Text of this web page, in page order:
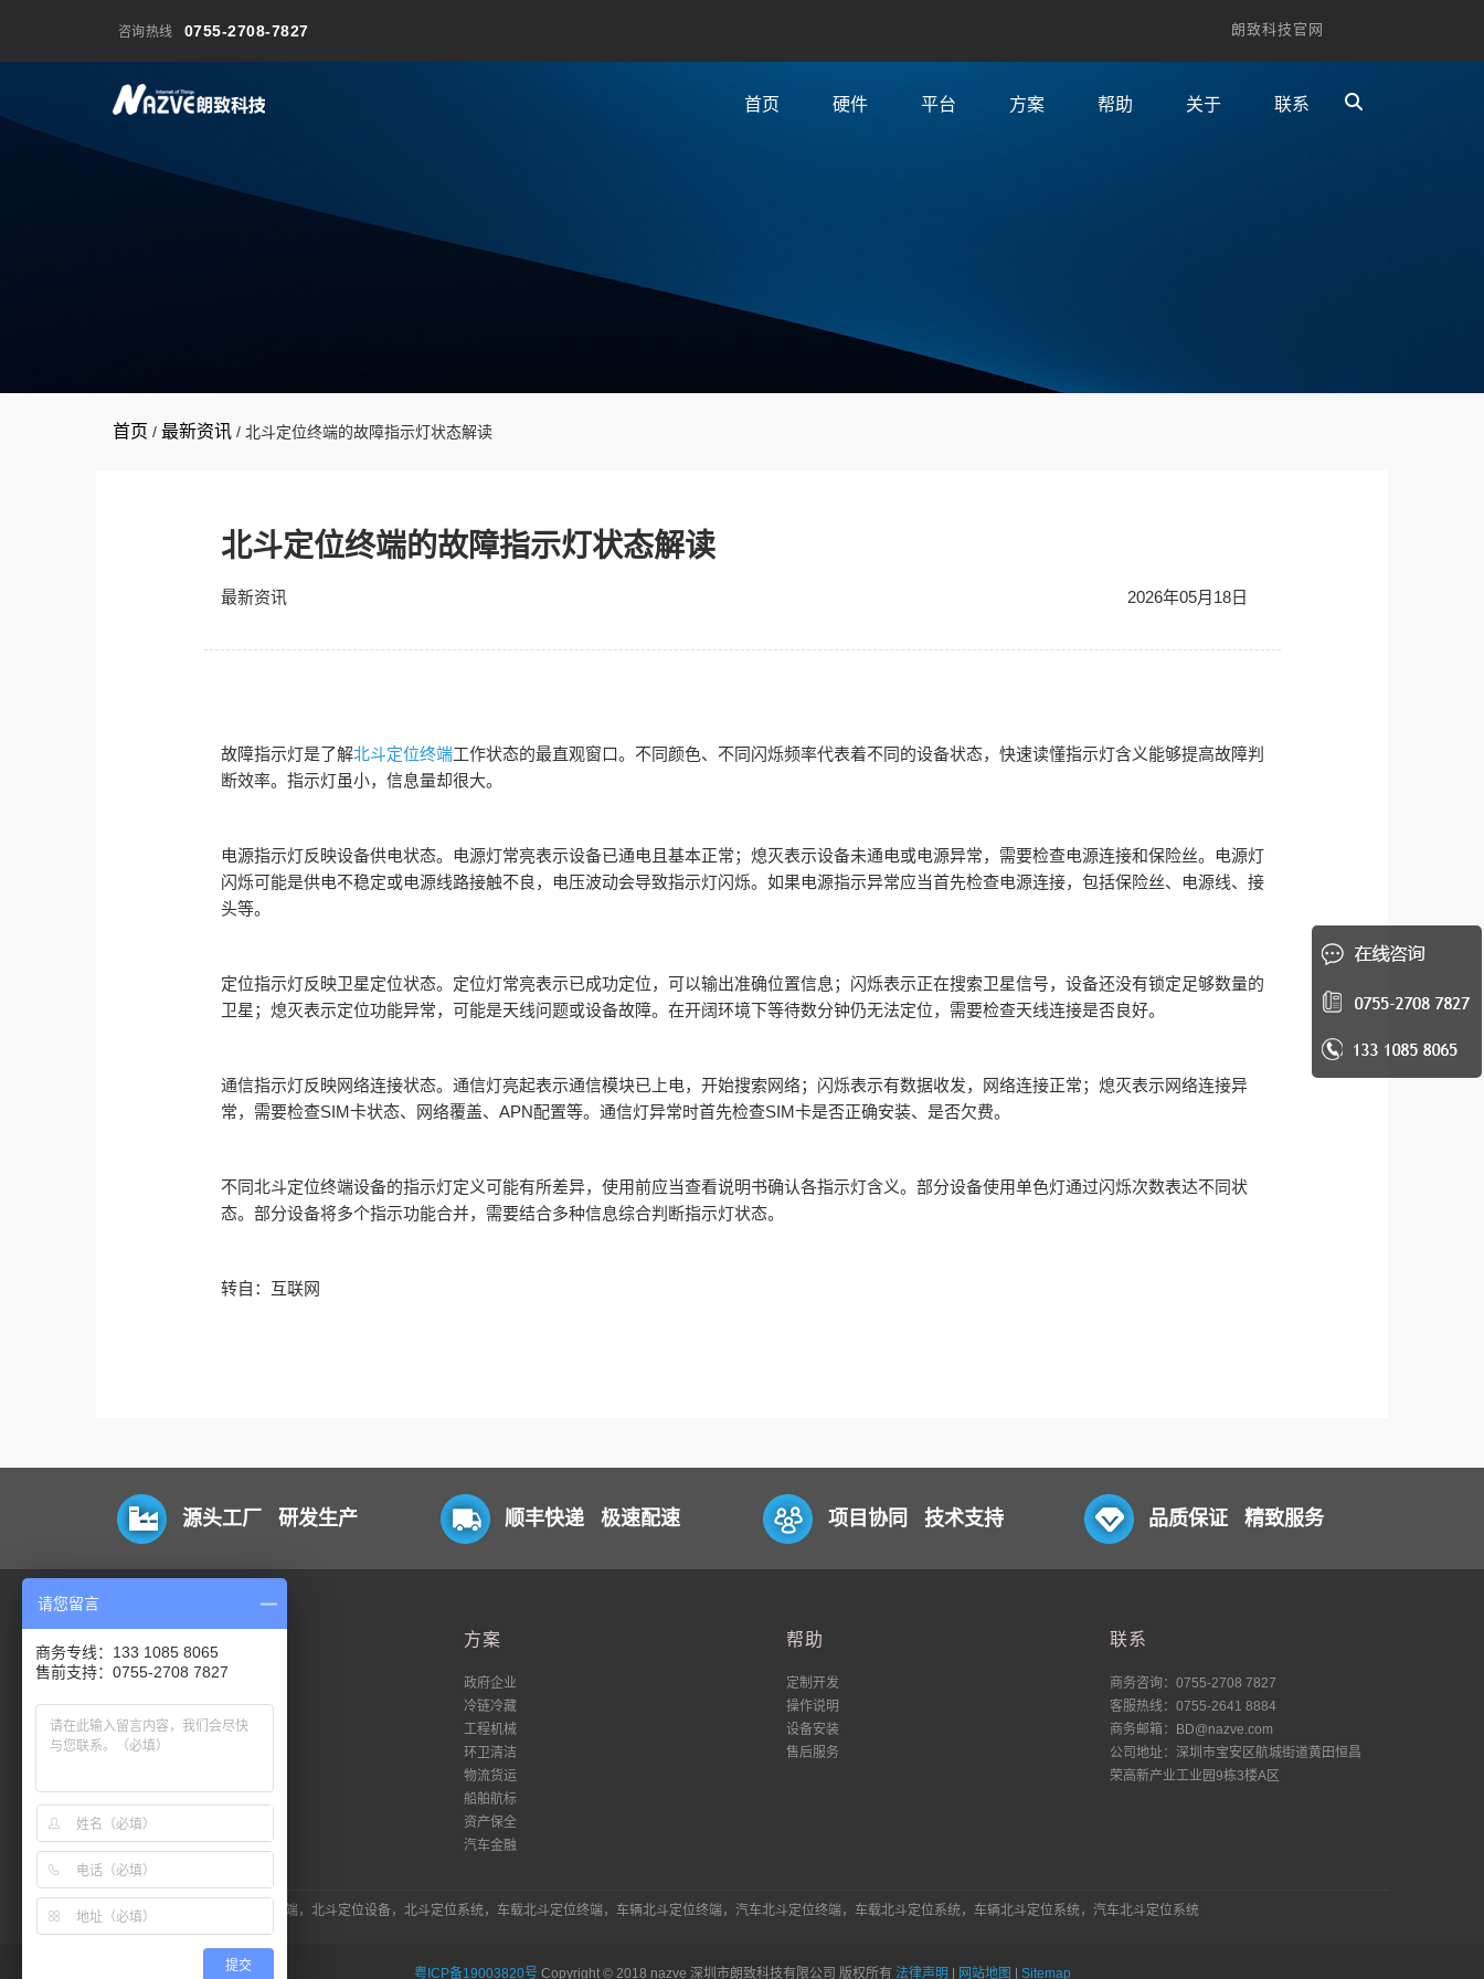
咨询热线 0755-2708-7827 朗致科技官网
首页 硬件 平台 方案 帮助 关于 联系
首页 / 最新资讯 / 北斗定位终端的故障指示灯状态解读
北斗定位终端的故障指示灯状态解读
最新资讯 2026年05月18日
故障指示灯是了解北斗定位终端工作状态的最直观窗口。不同颜色、不同闪烁频率代表着不同的设备状态，快速读懂指示灯含义能够提高故障判
断效率。指示灯虽小，信息量却很大。
电源指示灯反映设备供电状态。电源灯常亮表示设备已通电且基本正常；熄灭表示设备未通电或电源异常，需要检查电源连接和保险丝。电源灯
闪烁可能是供电不稳定或电源线路接触不良，电压波动会导致指示灯闪烁。如果电源指示异常应当首先检查电源连接，包括保险丝、电源线、接
头等。
定位指示灯反映卫星定位状态。定位灯常亮表示已成功定位，可以输出准确位置信息；闪烁表示正在搜索卫星信号，设备还没有锁定足够数量的
卫星；熄灭表示定位功能异常，可能是天线问题或设备故障。在开阔环境下等待数分钟仍无法定位，需要检查天线连接是否良好。
通信指示灯反映网络连接状态。通信灯亮起表示通信模块已上电，开始搜索网络；闪烁表示有数据收发，网络连接正常；熄灭表示网络连接异
常，需要检查SIM卡状态、网络覆盖、 APN配置等。通信灯异常时首先检查SIM卡是否正确安装、是否欠费。
不同北斗定位终端设备的指示灯定义可能有所差异，使用前应当查看说明书确认各指示灯含义。部分设备使用单色灯通过闪烁次数表达不同状
态。部分设备将多个指示功能合并，需要结合多种信息综合判断指示灯状态。
转自：互联网
源头工厂 研发生产 顺丰快递 极速配速 项目协同 技术支持 品质保证 精致服务
电脑端
移动端
数据流
私有化
方案
政府企业
冷链冷藏
工程机械
环卫清洁
物流货运
船舶航标
资产保全
汽车金融
帮助
定制开发
操作说明
设备安装
售后服务
联系
商务咨询：0755-2708 7827
客服热线：0755-2641 8884
商务邮箱：BD@nazve.com
公司地址：深圳市宝安区航城街道黄田恒昌
荣高新产业工业园9栋3楼A区
LINK：北斗定位器，北斗定位终端，北斗定位设备，北斗定位系统，车载北斗定位终端，车辆北斗定位终端，汽车北斗定位终端，车载北斗定位系统，车辆北斗定位系统，汽车北斗定位系统
粤ICP备19003820号Copyright © 2018 nazve 深圳市朗致科技有限公司 版权所有 法律声明 | 网站地图 | Sitemap
请您留言
商务专线：133 1085 8065
售前支持：0755-2708 7827
提交